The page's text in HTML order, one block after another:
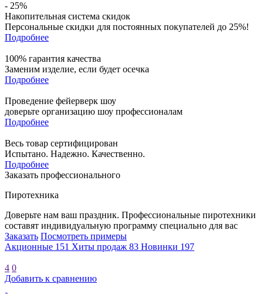
- 25%
Накопительная система скидок
Персональные скидки для постоянных покупателей до 25%!
Подробнее
100% гарантия качества
Заменим изделие, если будет осечка
Подробнее
Проведение фейерверк шоу
доверьте организацию шоу профессионалам
Подробнее
Весь товар сертифицирован
Испытано. Надежно. Качественно.
Подробнее
Заказать профессионального
Пиротехника
Доверьте нам ваш праздник. Профессиональные пиротехники
составят индивидуальную программу специально для вас
Заказать Посмотреть примеры
Акционные 151 Хиты продаж 83 Новинки 197
4 0
Добавить к сравнению